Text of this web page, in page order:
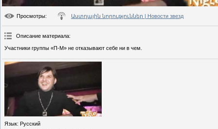
Просмотры: Աստղային նորություններ | Новости звезд
Описание материала:
Участники группы «П-М» не отказывают себе ни в чем.
Язык: Русский